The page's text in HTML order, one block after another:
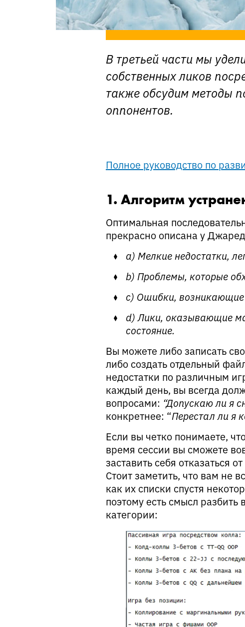
В третьей части мы
собственных ликов
также обсудим методы
оппонентов.
Полное руководство по
1. Алгоритм
Оптимальная
прекрасно описана у
a) Мелкие недостатки,
b) Проблемы, которые
c) Ошибки,
d) Лики, оказывающие
состояние.
Вы можете либо записать
либо создать отдельный
недостатки по различным
каждый день, вы всегда
вопросами: “Допускаю ли я
конкретнее: “Перестал ли я
Если вы четко понимаете,
время сессии вы сможете
заставить себя отказаться
Стоит заметить, что вам не
как их списки спустя
поэтому есть смысл
категории: